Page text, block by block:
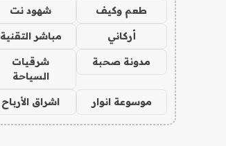
طعم وكيف شهود نت
أركاني مباشر التقنية
مدونة صحبة
شرقيات
السياحة
موسوعة انوار اشراق الأرباح